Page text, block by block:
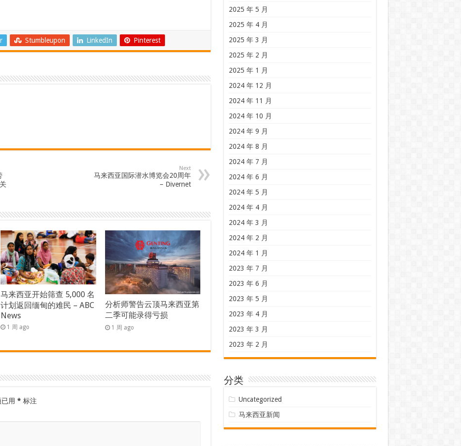
Stumbleupon LinkedIn Pinterest
Next
马来西亚国际潜水博览会20周年
– Divernet
马来西亚开始筛查 5,000 名
计划返回缅甸的难民 – ABC
News
1 周 ago
分析师警告云顶马来西亚第
二季可能录得亏损
1 周 ago
用 * 标注
2025 年 5 月
2025 年 4 月
2025 年 3 月
2025 年 2 月
2025 年 1 月
2024 年 12 月
2024 年 11 月
2024 年 10 月
2024 年 9 月
2024 年 8 月
2024 年 7 月
2024 年 6 月
2024 年 5 月
2024 年 4 月
2024 年 3 月
2024 年 2 月
2024 年 1 月
2023 年 7 月
2023 年 6 月
2023 年 5 月
2023 年 4 月
2023 年 3 月
2023 年 2 月
分类
Uncategorized
马来西亚新闻